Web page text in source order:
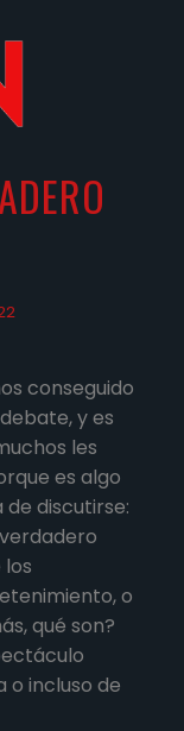
conseguido
y es
les
es algo
de discutirse:
o
qué son?
o incluso de